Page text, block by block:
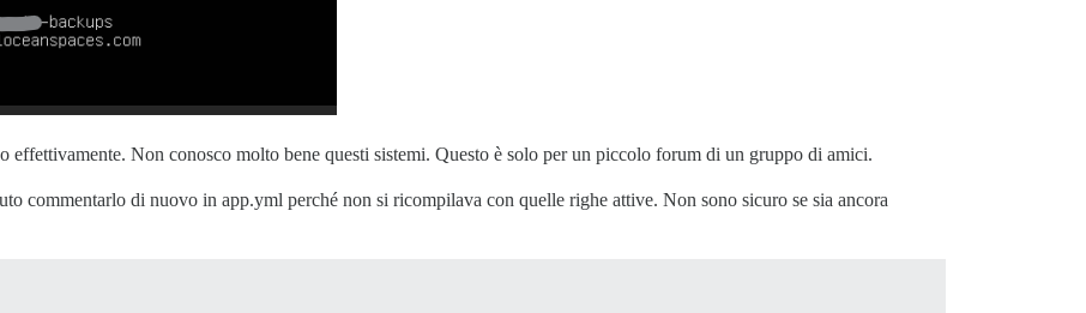
effettivamente. Non conosco molto bene questi sistemi. Questo è solo per un piccolo forum di un gruppo di amici.
commentarlo di nuovo in app.yml perché non si ricompilava con quelle righe attive. Non sono sicuro se sia ancora